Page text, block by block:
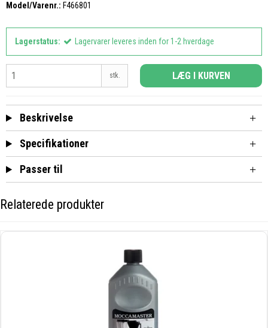
Model/Varenr.: F466801
Lagerstatus: Lagervarer leveres inden for 1-2 hverdage
stk. LÆG I KURVEN
Beskrivelse
Specifikationer
Passer til
Relaterede produkter